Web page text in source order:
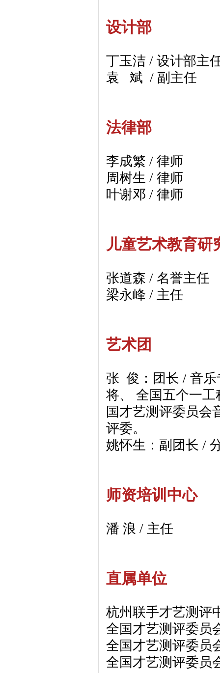
设计部
丁玉洁 / 设计部主
袁 斌 / 副主任
法律部
李成繁 / 律师
周树生 / 律师
叶谢邓 / 律师
儿童艺术教育研
张道森 / 名誉主任
梁永峰 / 主任
艺术团
张 俊：团长 / 音乐
将、 全国五个一
国才艺测评委员会
评委。
姚怀生：副团长 /
师资培训中心
潘 浪 / 主任
直属单位
杭州联手才艺测评
全国才艺测评委员
全国才艺测评委员
全国才艺测评委员